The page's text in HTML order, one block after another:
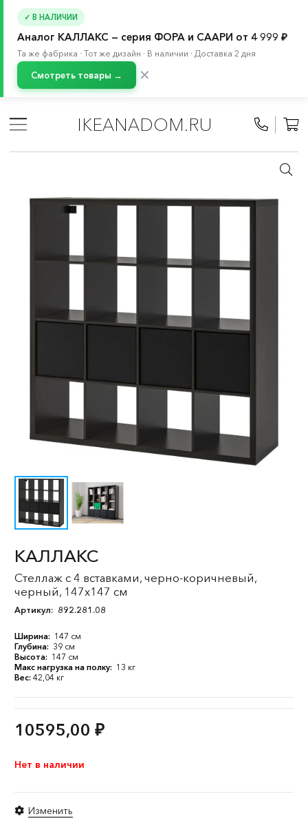
✓ В НАЛИЧИИ
Аналог КАЛЛАКС — серия ФОРА и СААРИ от 4 999 ₽
Та же фабрика · Тот же дизайн · В наличии · Доставка 2 дня
Смотреть товары → ✕
IKEANADOM.RU
Стеллажи и книжные шкафы
/ Стеллажи
КАЛЛАКС
Стеллаж с 4 вставками, черно-коричневый,
черный, 147x147 см
Артикул: 892.281.08
Ширина: 147 см
Глубина: 39 см
Высота: 147 см
Макс нагрузка на полку: 13 кг
Вес: 42,04 кг
10595,00 ₽
Нет в наличии
Изменить